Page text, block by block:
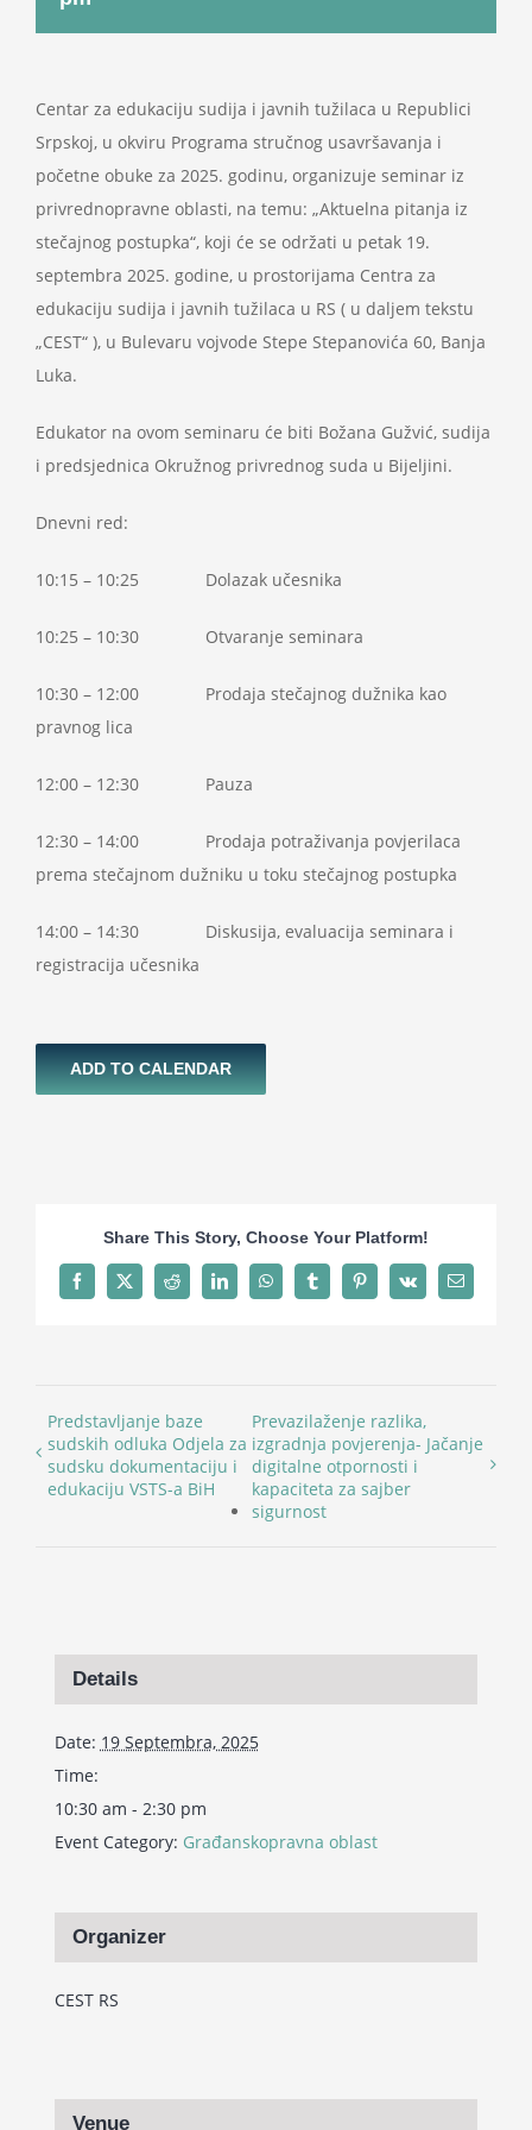
Novosti
Kontakt
Search
for:
Centar za edukaciju sudija i javnih tužilaca u Republici
Srpskoj, u okviru Programa stručnog usavršavanja i
početne obuke za 2025. godinu, organizuje seminar iz
privrednopravne oblasti, na temu: „Aktuelna pitanja iz
stečajnog postupka“, koji će se održati u petak 19.
septembra 2025. godine, u prostorijama Centra za
edukaciju sudija i javnih tužilaca u RS ( u daljem tekstu
„CEST“ ), u Bulevaru vojvode Stepe Stepanovića 60, Banja
Luka.
Edukator na ovom seminaru će biti Božana Gužvić, sudija
i predsjednica Okružnog privrednog suda u Bijeljini.
Dnevni red:
10:15 – 10:25 Dolazak učesnika
10:25 – 10:30 Otvaranje seminara
10:30 – 12:00 Prodaja stečajnog dužnika kao
pravnog lica
12:00 – 12:30 Pauza
12:30 – 14:00 Prodaja potraživanja povjerilaca
prema stečajnom dužniku u toku stečajnog postupka
14:00 – 14:30 Diskusija, evaluacija seminara i
registracija učesnika
ADD TO CALENDAR
Share This Story, Choose Your Platform!
Facebook
X Reddit LinkedInWhatsAppTumblrPinterest
Vk Email
Predstavljanje baze
sudskih odluka Odjela za
sudsku dokumentaciju i
edukaciju VSTS-a BiH
Prevazilaženje razlika,
izgradnja povjerenja- Jačanje
digitalne otpornosti i
kapaciteta za sajber
sigurnost
Details
Date: 19 Septembra, 2025
Time:
10:30 am - 2:30 pm
Event Category: Građanskopravna oblast
Organizer
CEST RS
Venue